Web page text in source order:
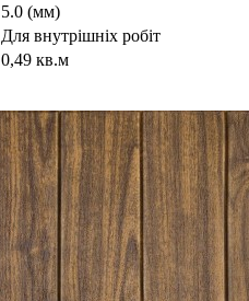
5.0 (мм)
Для внутрішніх робіт
0,49 кв.м